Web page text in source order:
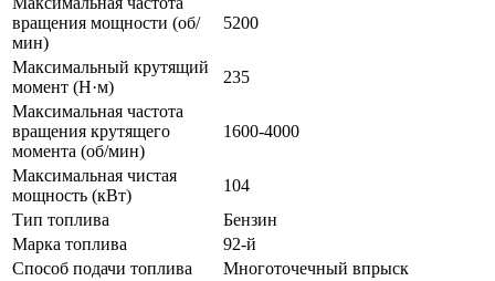
вращения мощности (об/
мин)
5200
Максимальный крутящий
момент (Н·м)
235
Максимальная частота
вращения крутящего
момента (об/мин)
1600-4000
Максимальная чистая
мощность (кВт)
104
Тип топлива
Бензин
Марка топлива
92-й
Способ подачи топлива
Многоточечный впрыск